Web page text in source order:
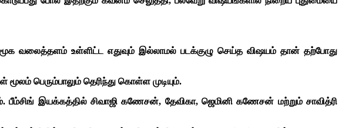
வலைத்தளம் உள்ளிட்ட எதுவும் இல்லாமல் படக்குழு செய்த விஷயம் தான் தற்போது
பெரும்பாலும் தெரிந்து கொள்ள முடியும்.
இயக்கத்தில் சிவாஜி கணேசன், தேவிகா, ஜெமினி கணேசன் மற்றும் சாவித்ரி